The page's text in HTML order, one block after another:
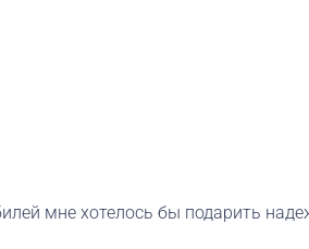
мне хотелось бы подарить